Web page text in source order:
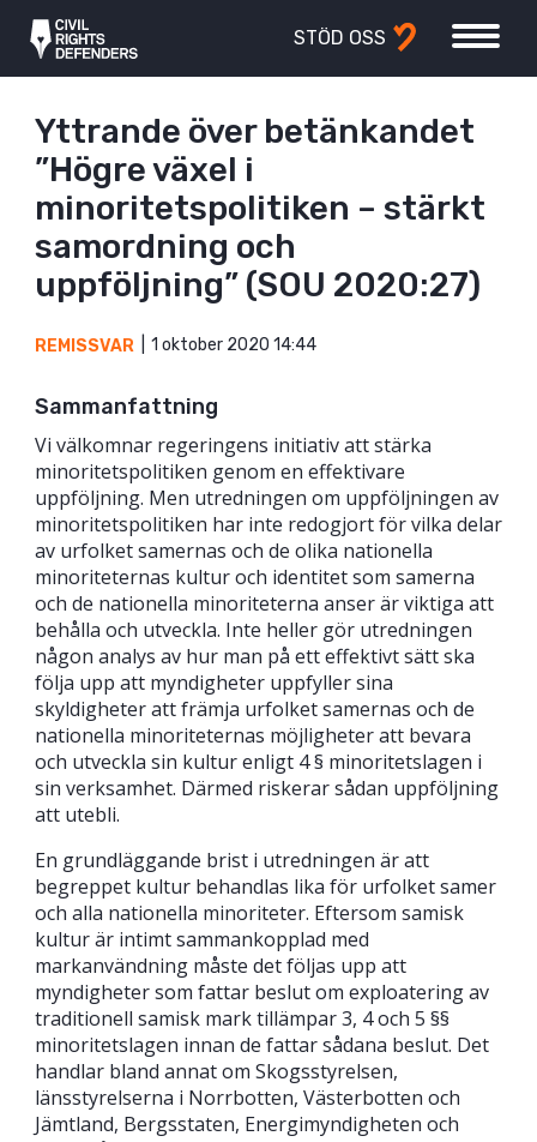
STÖD OSS
Yttrande över betänkandet
”Högre växel i
minoritetspolitiken – stärkt
samordning och
uppföljning” (SOU 2020:27)
REMISSVAR 1 oktober 2020 14:44
Sammanfattning
Vi välkomnar regeringens initiativ att stärka
minoritetspolitiken genom en effektivare
uppföljning. Men utredningen om uppföljningen av
minoritetspolitiken har inte redogjort för vilka delar
av urfolket samernas och de olika nationella
minoriteternas kultur och identitet som samerna
och de nationella minoriteterna anser är viktiga att
behålla och utveckla. Inte heller gör utredningen
någon analys av hur man på ett effektivt sätt ska
följa upp att myndigheter uppfyller sina
skyldigheter att främja urfolket samernas och de
nationella minoriteternas möjligheter att bevara
och utveckla sin kultur enligt 4 § minoritetslagen i
sin verksamhet. Därmed riskerar sådan uppföljning
att utebli.
En grundläggande brist i utredningen är att
begreppet kultur behandlas lika för urfolket samer
och alla nationella minoriteter. Eftersom samisk
kultur är intimt sammankopplad med
markanvändning måste det följas upp att
myndigheter som fattar beslut om exploatering av
traditionell samisk mark tillämpar 3, 4 och 5 §§
minoritetslagen innan de fattar sådana beslut. Det
handlar bland annat om Skogsstyrelsen,
länsstyrelserna i Norrbotten, Västerbotten och
Jämtland, Bergsstaten, Energimyndigheten och